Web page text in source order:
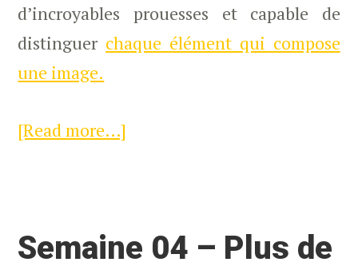
d’incroyables prouesses et capable de
distinguer chaque élément qui compose
une image.
[Read more…]
Silhouette
Semaine 04 – Plus de